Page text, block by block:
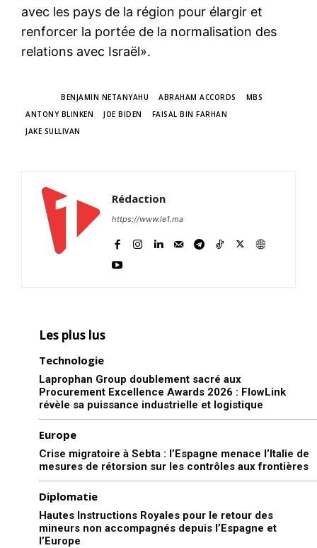
le1.ma
avec les pays de la région pour élargir et
renforcer la portée de la normalisation des
relations avec Israël».
BENJAMIN NETANYAHU ABRAHAM ACCORDS
MBS
ANTONY BLINKEN
JOE BIDEN
FAISAL BIN FARHAN
JAKE SULLIVAN
Rédaction
https://www.le1.ma
Les plus lus
Technologie
Laprophan Group doublement sacré aux
Procurement Excellence Awards 2026 : FlowLink
révèle sa puissance industrielle et logistique
Europe
Crise migratoire à Sebta : l’Espagne menace l’Italie de
mesures de rétorsion sur les contrôles aux frontières
Diplomatie
Hautes Instructions Royales pour le retour des
mineurs non accompagnés depuis l’Espagne et
l’Europe